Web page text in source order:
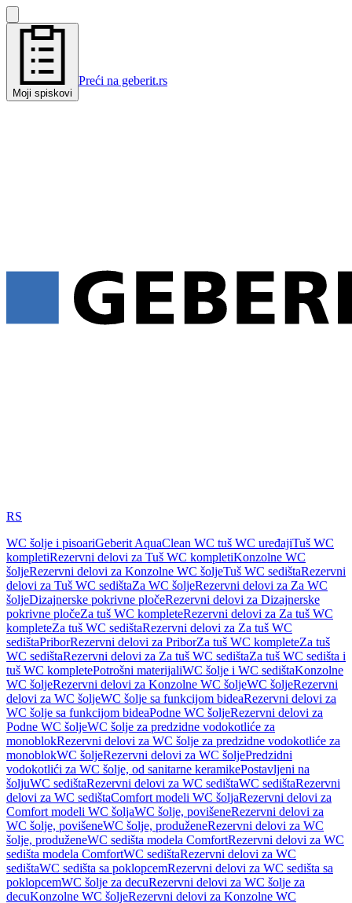
Moji spiskovi
Preći na geberit.rs
RS
WC šolje i pisoariGeberit AquaClean WC tuš WC uređajiTuš WC
kompletiRezervni delovi za Tuš WC kompletiKonzolne WC
šoljeRezervni delovi za Konzolne WC šoljeTuš WC sedištaRezervni
delovi za Tuš WC sedištaZa WC šoljeRezervni delovi za Za WC
šoljeDizajnerske pokrivne pločeRezervni delovi za Dizajnerske
pokrivne pločeZa tuš WC kompleteRezervni delovi za Za tuš WC
kompleteZa tuš WC sedištaRezervni delovi za Za tuš WC
sedištaPriborRezervni delovi za PriborZa tuš WC kompleteZa tuš
WC sedištaRezervni delovi za Za tuš WC sedištaZa tuš WC sedišta i
tuš WC kompletePotrošni materijaliWC šolje i WC sedištaKonzolne
WC šoljeRezervni delovi za Konzolne WC šoljeWC šoljeRezervni
delovi za WC šoljeWC šolje sa funkcijom bideaRezervni delovi za
WC šolje sa funkcijom bideaPodne WC šoljeRezervni delovi za
Podne WC šoljeWC šolje za predzidne vodokotliće za
monoblokRezervni delovi za WC šolje za predzidne vodokotliće za
monoblokWC šoljeRezervni delovi za WC šoljePredzidni
vodokotlići za WC šolje, od sanitarne keramikePostavljeni na
šoljuWC sedištaRezervni delovi za WC sedištaWC sedištaRezervni
delovi za WC sedištaComfort modeli WC šoljaRezervni delovi za
Comfort modeli WC šoljaWC šolje, povišeneRezervni delovi za
WC šolje, povišeneWC šolje, produženeRezervni delovi za WC
šolje, produženeWC sedišta modela ComfortRezervni delovi za WC
sedišta modela ComfortWC sedištaRezervni delovi za WC
sedištaWC sedišta sa poklopcemRezervni delovi za WC sedišta sa
poklopcemWC šolje za decuRezervni delovi za WC šolje za
decuKonzolne WC šoljeRezervni delovi za Konzolne WC